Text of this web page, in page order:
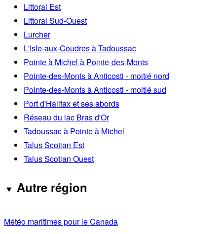
Littoral Est
Littoral Sud-Ouest
Lurcher
L'Isle-aux-Coudres à Tadoussac
Pointe à Michel à Pointe-des-Monts
Pointe-des-Monts à Anticosti - moitié nord
Pointe-des-Monts à Anticosti - moitié sud
Port d'Halifax et ses abords
Réseau du lac Bras d'Or
Tadoussac à Pointe à Michel
Talus Scotian Est
Talus Scotian Ouest
Autre région
Météo maritimes pour le Canada